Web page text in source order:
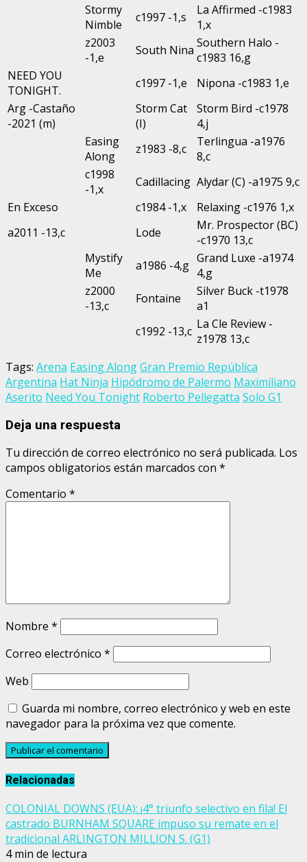
Stormy
Nimble
c1997 -1,s
La Affirmed -c1983
1,x
z2003
-1,e
South Nina Southern Halo -
c1983 16,g
NEED YOU
TONIGHT.
c1997 -1,e
Nipona -c1983 1,e
Arg -Castaño
-2021 (m)
Storm Cat
(I)
Storm Bird -c1978
4,j
Easing
Along
z1983 -8,c
Terlingua -a1976
8,c
c1998
-1,x
Cadillacing Alydar (C) -a1975 9,c
En Exceso
c1984 -1,x
Relaxing -c1976 1,x
a2011 -13,c
Lode
Mr. Prospector (BC)
-c1970 13,c
Mystify
Me
a1986 -4,g Grand Luxe -a1974
4,g
z2000
-13,c
Fontaine
Silver Buck -t1978
a1
c1992 -13,c La Cle Review -
z1978 13,c
Tags: Arena Easing AlongGran Premio República
Argentina Hat Ninja Hipódromo de Palermo Maximiliano
Aserito Need You Tonight Roberto Pellegatta Solo G1
Deja una respuesta
Tu dirección de correo electrónico no será publicada. Los
campos obligatorios están marcados con *
Comentario *
Nombre *
Correo electrónico *
Web
Guarda mi nombre, correo electrónico y web en este
navegador para la próxima vez que comente.
Relacionadas
COLONIAL DOWNS (EUA): ¡4° triunfo selectivo en fila! El
castrado BURNHAM SQUARE impuso su remate en el
tradicional ARLINGTON MILLION S. (G1)
4 min de lectura